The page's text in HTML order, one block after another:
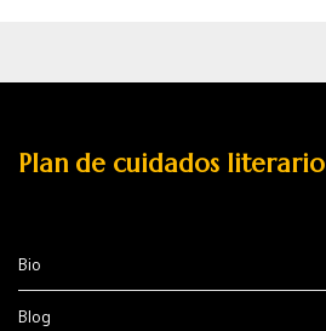
Plan de cuidados literario
Bio
Blog